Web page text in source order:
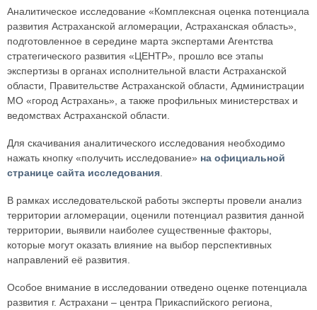
Аналитическое исследование «Комплексная оценка потенциала
развития Астраханской агломерации, Астраханская область»,
подготовленное в середине марта экспертами Агентства
стратегического развития «ЦЕНТР», прошло все этапы
экспертизы в органах исполнительной власти Астраханской
области, Правительстве Астраханской области, Администрации
МО «город Астрахань», а также профильных министерствах и
ведомствах Астраханской области.
Для скачивания аналитического исследования необходимо
нажать кнопку «получить исследование» на официальной
странице сайта исследования
В рамках исследовательской работы эксперты провели анализ
территории агломерации, оценили потенциал развития данной
территории, выявили наиболее существенные факторы,
которые могут оказать влияние на выбор перспективных
направлений её развития.
Особое внимание в исследовании отведено оценке потенциала
развития г. Астрахани – центра Прикаспийского региона,